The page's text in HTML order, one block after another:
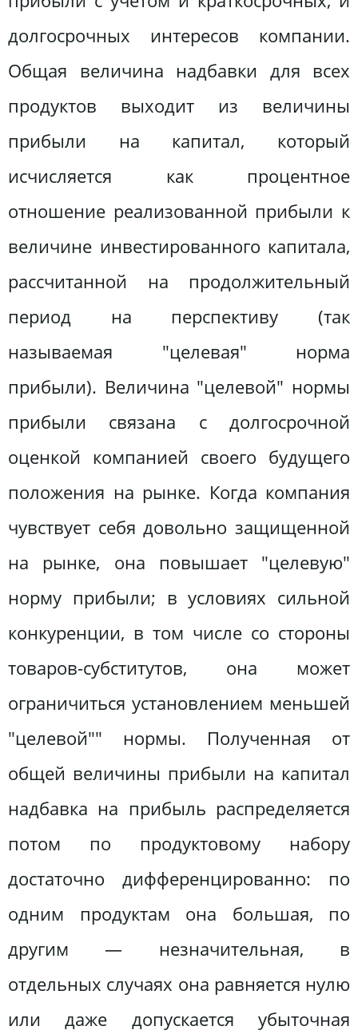
долгосрочных интересов компании.
Общая величина надбавки для всех
продуктов выходит из величины
прибыли на капитал, который
исчисляется как процентное
отношение реализованной прибыли к
величине инвестированного капитала,
рассчитанной на продолжительный
период на перспективу (так
называемая "целевая" норма
прибыли). Величина "целевой" нормы
прибыли связана с долгосрочной
оценкой компанией своего будущего
положения на рынке. Когда компания
чувствует себя довольно защищенной
на рынке, она повышает "целевую"
норму прибыли; в условиях сильной
конкуренции, в том числе со стороны
товаров-субститутов, она может
ограничиться установлением меньшей
"целевой"" нормы. Полученная от
общей величины прибыли на капитал
надбавка на прибыль распределяется
потом по продуктовому набору
достаточно дифференцированно: по
одним продуктам она большая, по
другим — незначительная, в
отдельных случаях она равняется нулю
или даже допускается убыточная